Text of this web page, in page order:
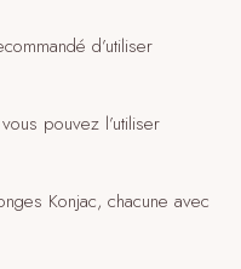
d’utiliser
pouvez l’utiliser
Konjac, chacune avec